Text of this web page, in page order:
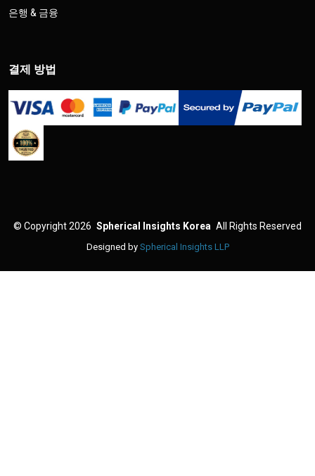
은행 & 금융
결제 방법
© Copyright 2026 Spherical Insights Korea All Rights Reserved
Designed by Spherical Insights LLP